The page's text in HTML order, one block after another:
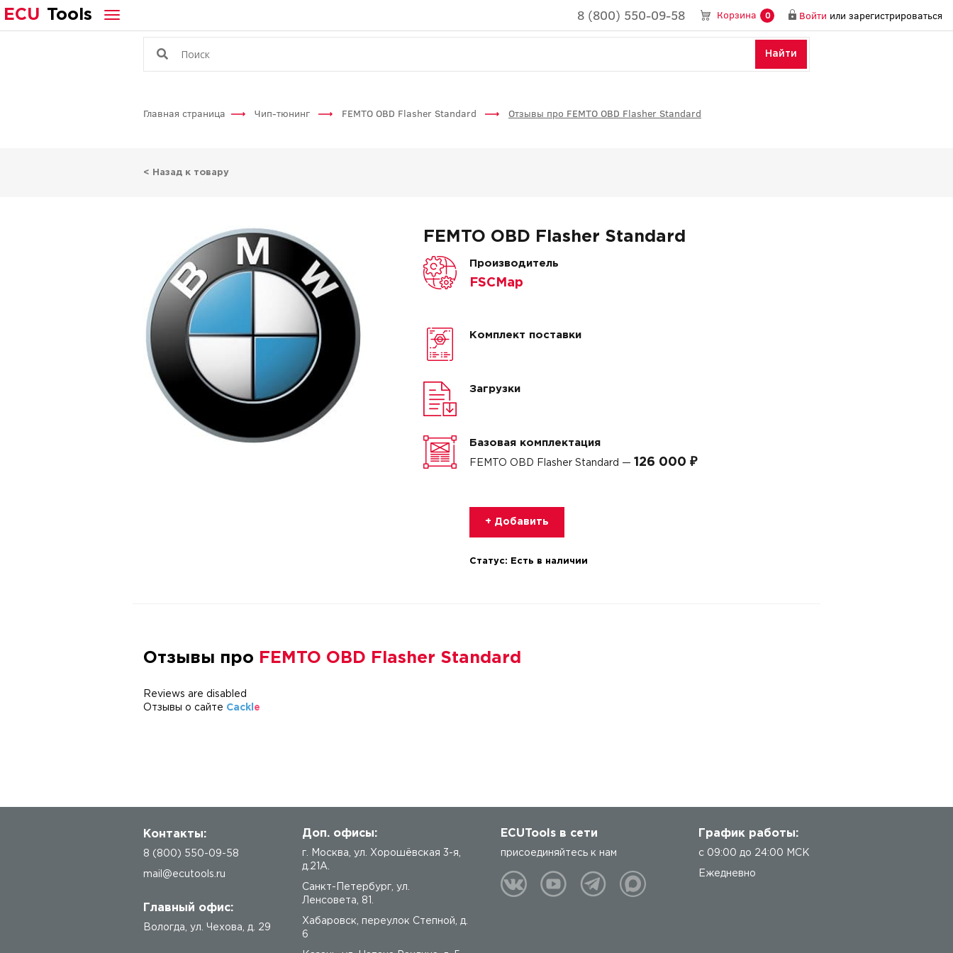
ECU Tools 8 (800) 550-09-58 Корзина 0 Войти или зарегистрироваться
Найти
Главная страница Чип-тюнинг FEMTO OBD Flasher Standard Отзывы про FEMTO OBD Flasher Standard
< Назад к товару
FEMTO OBD Flasher Standard
Производитель
FSCMap
Комплект поставки
Загрузки
Базовая комплектация
FEMTO OBD Flasher Standard — 126 000 ₽
+ Добавить
Статус: Есть в наличии
Отзывы про FEMTO OBD Flasher Standard
Reviews are disabled
Отзывы о сайте Cackl e
Контакты:
8 (800) 550-09-58
mail@ecutools.ru
Главный офис:
Вологда ул. Чехова, д. 29
Доп. офисы:
г. Москва, ул. Хорошёвская 3-я,
д.21А.
Санкт-Петербург, ул.
Ленсовета, 81.
Хабаровск, переулок Степной, д.
6
ECUTools в сети
присоединяйтесь к нам
График работы:
с 09:00 до 24:00 МСК
Ежедневно